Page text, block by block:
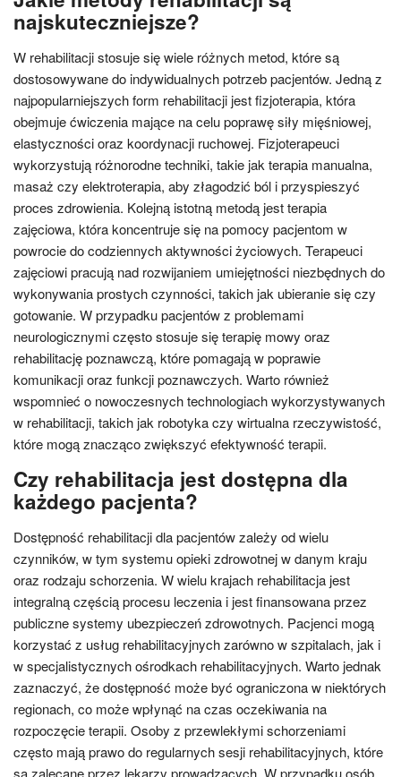
najskuteczniejsze?
W rehabilitacji stosuje się wiele różnych metod, które są
dostosowywane do indywidualnych potrzeb pacjentów. Jedną z
najpopularniejszych form rehabilitacji jest fizjoterapia, która
obejmuje ćwiczenia mające na celu poprawę siły mięśniowej,
elastyczności oraz koordynacji ruchowej. Fizjoterapeuci
wykorzystują różnorodne techniki, takie jak terapia manualna,
masaż czy elektroterapia, aby złagodzić ból i przyspieszyć
proces zdrowienia. Kolejną istotną metodą jest terapia
zajęciowa, która koncentruje się na pomocy pacjentom w
powrocie do codziennych aktywności życiowych. Terapeuci
zajęciowi pracują nad rozwijaniem umiejętności niezbędnych do
wykonywania prostych czynności, takich jak ubieranie się czy
gotowanie. W przypadku pacjentów z problemami
neurologicznymi często stosuje się terapię mowy oraz
rehabilitację poznawczą, które pomagają w poprawie
komunikacji oraz funkcji poznawczych. Warto również
wspomnieć o nowoczesnych technologiach wykorzystywanych
w rehabilitacji, takich jak robotyka czy wirtualna rzeczywistość,
które mogą znacząco zwiększyć efektywność terapii.
Czy rehabilitacja jest dostępna dla
każdego pacjenta?
Dostępność rehabilitacji dla pacjentów zależy od wielu
czynników, w tym systemu opieki zdrowotnej w danym kraju
oraz rodzaju schorzenia. W wielu krajach rehabilitacja jest
integralną częścią procesu leczenia i jest finansowana przez
publiczne systemy ubezpieczeń zdrowotnych. Pacjenci mogą
korzystać z usług rehabilitacyjnych zarówno w szpitalach, jak i
w specjalistycznych ośrodkach rehabilitacyjnych. Warto jednak
zaznaczyć, że dostępność może być ograniczona w niektórych
regionach, co może wpłynąć na czas oczekiwania na
rozpoczęcie terapii. Osoby z przewlekłymi schorzeniami
często mają prawo do regularnych sesji rehabilitacyjnych, które
są zalecane przez lekarzy prowadzących. W przypadku osób